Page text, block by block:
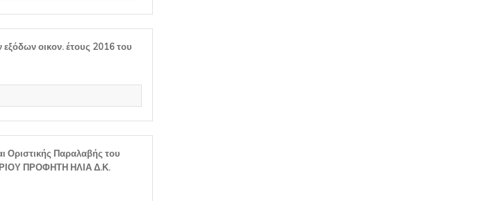
οικον. έτους 2016 του
Οριστικής Παραλαβής του
ΠΡΟΦΗΤΗ ΗΛΙΑ Δ.Κ.